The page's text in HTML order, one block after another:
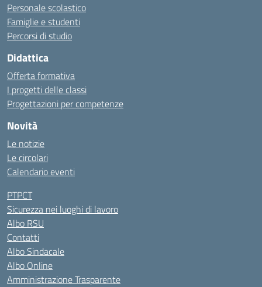
Personale scolastico
Famiglie e studenti
Percorsi di studio
Didattica
Offerta formativa
I progetti delle classi
Progettazioni per competenze
Novità
Le notizie
Le circolari
Calendario eventi
PTPCT
Sicurezza nei luoghi di lavoro
Albo RSU
Contatti
Albo Sindacale
Albo Online
Amministrazione Trasparente